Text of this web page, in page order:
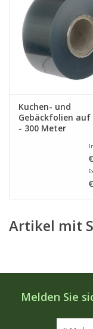
Kuchen- und
Gebäckfolien auf
- 300 Meter
Artikel mit
Melden Sie